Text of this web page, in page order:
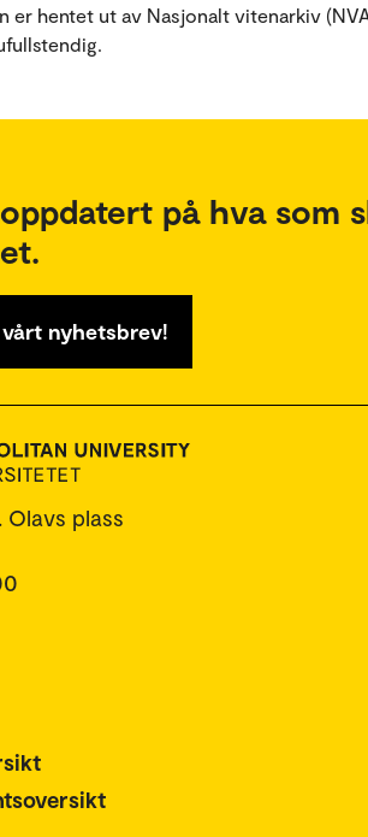
er hentet ut av Nasjonalt vitenarkiv
på hva som
nyhetsbrev!
Olavs plass